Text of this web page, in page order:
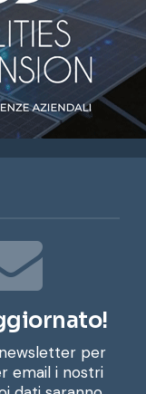
per
email i nostri